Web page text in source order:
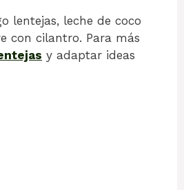
lentejas, leche de coco
con cilantro. Para más
y adaptar ideas